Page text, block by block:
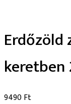
Erdőzöld
keretben
9490Ft